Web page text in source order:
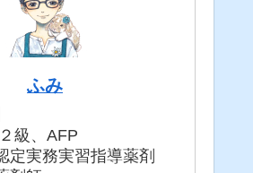
ふみ
級、AFP
定実務実習指導薬剤